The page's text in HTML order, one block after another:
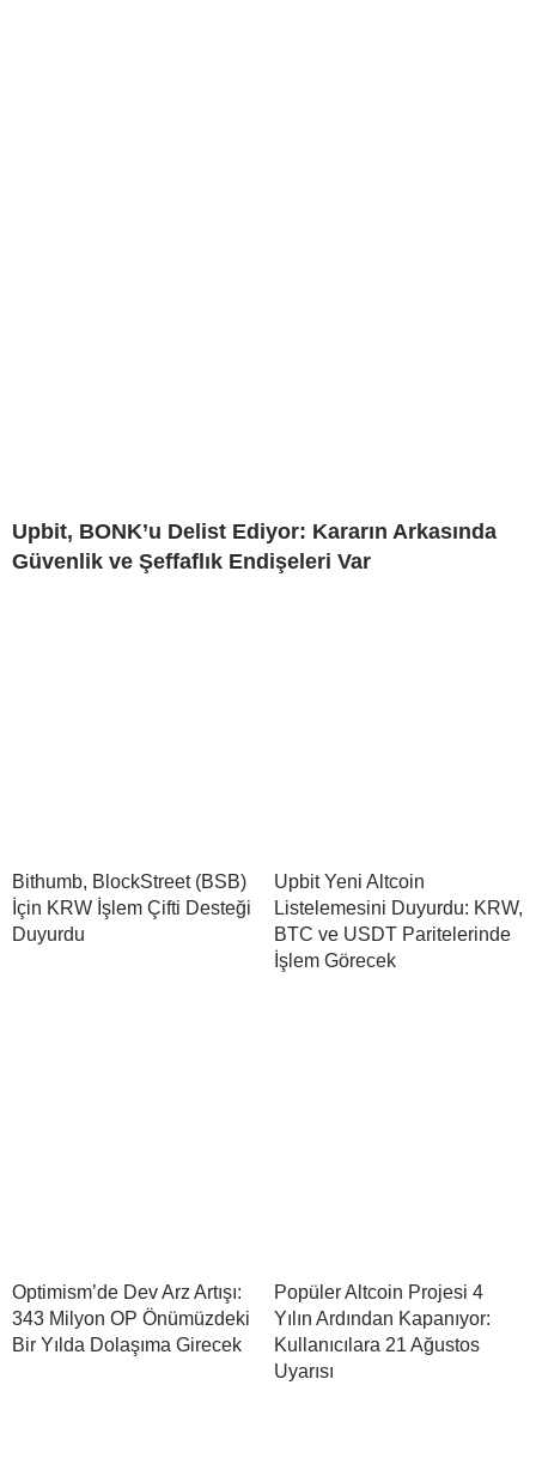
Upbit, BONK’u Delist Ediyor: Kararın Arkasında
Güvenlik ve Şeffaflık Endişeleri Var
Bithumb, BlockStreet (BSB)
İçin KRW İşlem Çifti Desteği
Duyurdu
Upbit Yeni Altcoin
Listelemesini Duyurdu: KRW,
BTC ve USDT Paritelerinde
İşlem Görecek
Optimism’de Dev Arz Artışı:
343 Milyon OP Önümüzdeki
Bir Yılda Dolaşıma Girecek
Popüler Altcoin Projesi 4
Yılın Ardından Kapanıyor:
Kullanıcılara 21 Ağustos
Uyarısı